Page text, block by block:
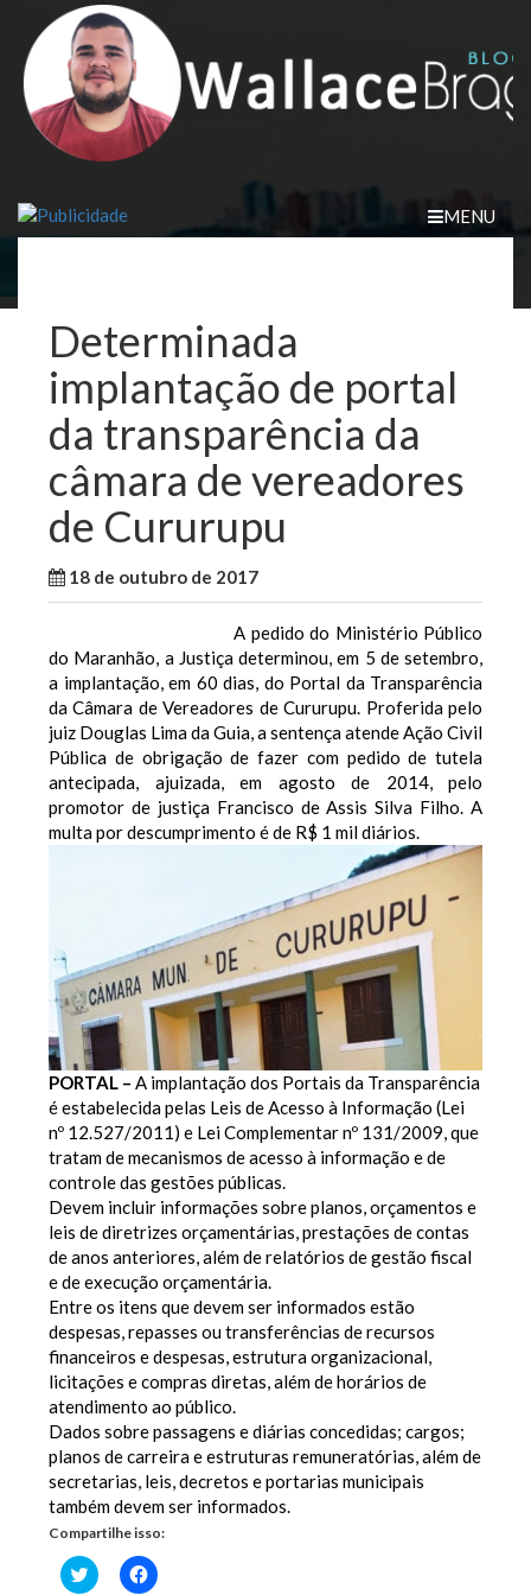
content
MENU
Determinada
implantação de portal
da transparência da
câmara de vereadores
de Cururupu
18 de outubro de 2017
A pedido do Ministério Público
do Maranhão, a Justiça determinou, em 5 de setembro,
a implantação, em 60 dias, do Portal da Transparência
da Câmara de Vereadores de Cururupu. Proferida pelo
juiz Douglas Lima da Guia, a sentença atende Ação Civil
Pública de obrigação de fazer com pedido de tutela
antecipada, ajuizada, em agosto de 2014, pelo
promotor de justiça Francisco de Assis Silva Filho. A
multa por descumprimento é de R$ 1 mil diários.
PORTAL – A implantação dos Portais da Transparência
é estabelecida pelas Leis de Acesso à Informação (Lei
nº 12.527/2011) e Lei Complementar nº 131/2009, que
tratam de mecanismos de acesso à informação e de
controle das gestões públicas.
Devem incluir informações sobre planos, orçamentos e
leis de diretrizes orçamentárias, prestações de contas
de anos anteriores, além de relatórios de gestão fiscal
e de execução orçamentária.
Entre os itens que devem ser informados estão
despesas, repasses ou transferências de recursos
financeiros e despesas, estrutura organizacional,
licitações e compras diretas, além de horários de
atendimento ao público.
Dados sobre passagens e diárias concedidas; cargos;
planos de carreira e estruturas remuneratórias, além de
secretarias, leis, decretos e portarias municipais
também devem ser informados.
Compartilhe isso:
Clique
para
Clique
para